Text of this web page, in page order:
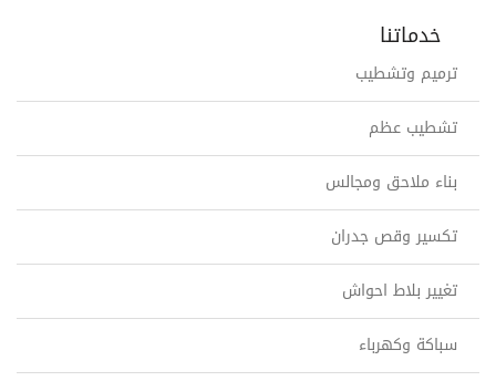
خدماتنا
ترميم وتشطيب
تشطيب عظم
بناء ملاحق ومجالس
تكسير وقص جدران
تغيير بلاط احواش
سباكة وكهرباء